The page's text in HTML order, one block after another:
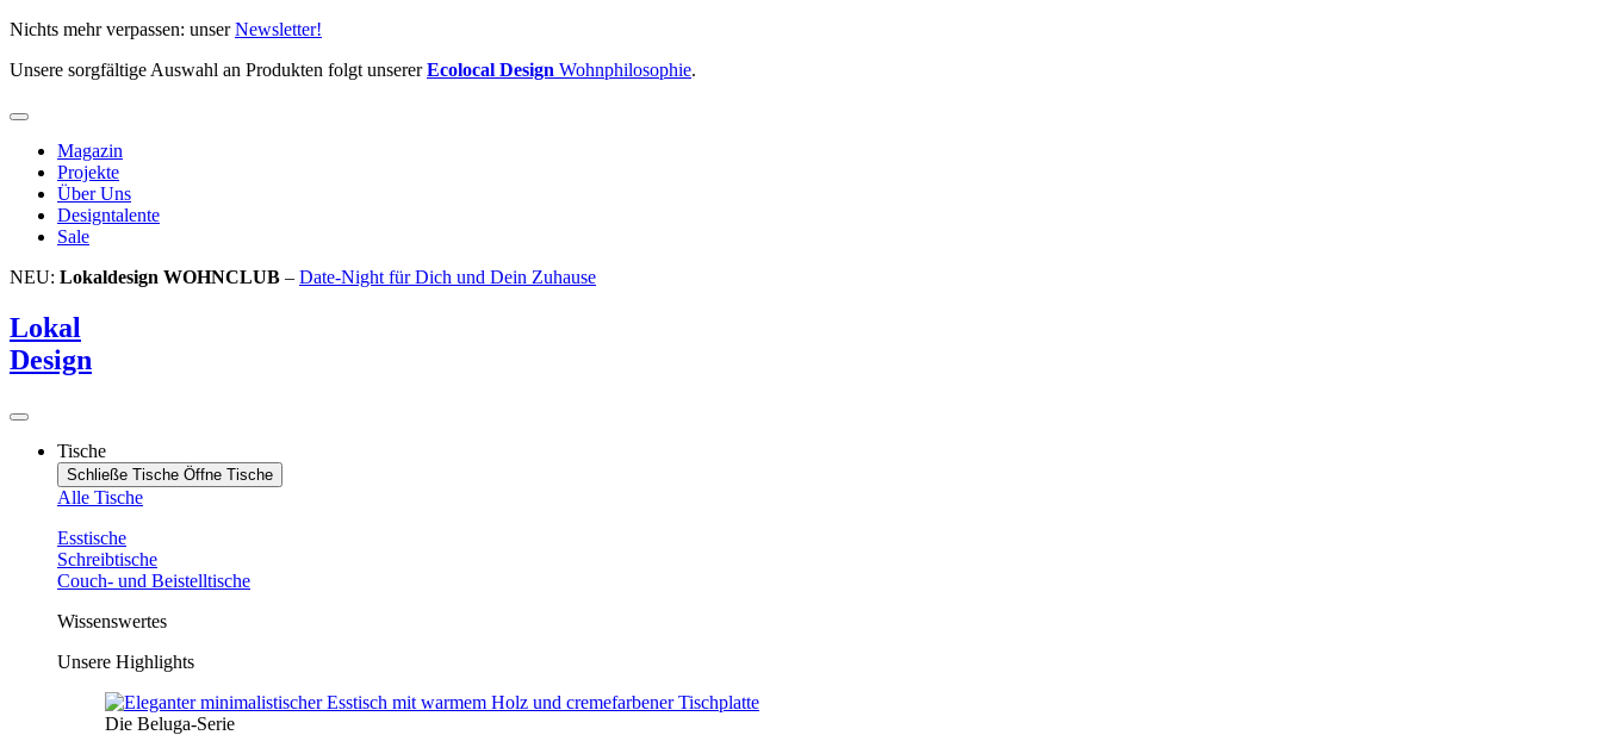
Zum
springen
Nichts mehr verpassen: unserNewsletter!
Unsere sorgfältige Auswahl an Produkten folgt unsererEcolocal Design Wohnphilosophie.
Magazin
Projekte
Über Uns
Designtalente
Sale
NEU: Lokaldesign WOHNCLUB – Date-Night für Dich und Dein Zuhause
Lokal
Design
Tische
Schließe Tische Öffne Tische
Alle Tische
Esstische
Schreibtische
Couch- und Beistelltische
Wissenswertes
Unsere Highlights
Die Beluga-Serie